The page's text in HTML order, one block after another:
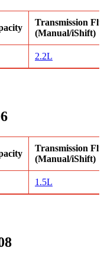
Transmission
(Manual/iShift)
2.2L
Transmission
(Manual/iShift)
1.5L